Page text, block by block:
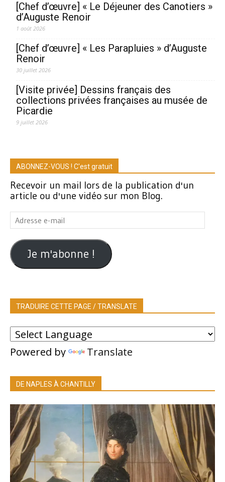
[Chef d’œuvre] « Le Déjeuner des Canotiers »
d’Auguste Renoir
1 août 2026
[Chef d’œuvre] « Les Parapluies » d’Auguste
Renoir
30 juillet 2026
[Visite privée] Dessins français des
collections privées françaises au musée de
Picardie
9 juillet 2026
ABONNEZ-VOUS ! C'est gratuit
Recevoir un mail lors de la publication d'un
article ou d'une vidéo sur mon Blog.
Adresse
e-
mail
Je m'abonne !
TRADUIRE CETTE PAGE / TRANSLATE
Powered by Translate
DE NAPLES À CHANTILLY